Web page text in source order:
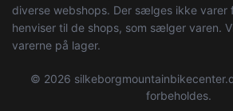
diverse webshops. Der sælges ikke varer
henviser til de shops, som sælger varen.
varerne på lager.
© 2026
forbeholdes.